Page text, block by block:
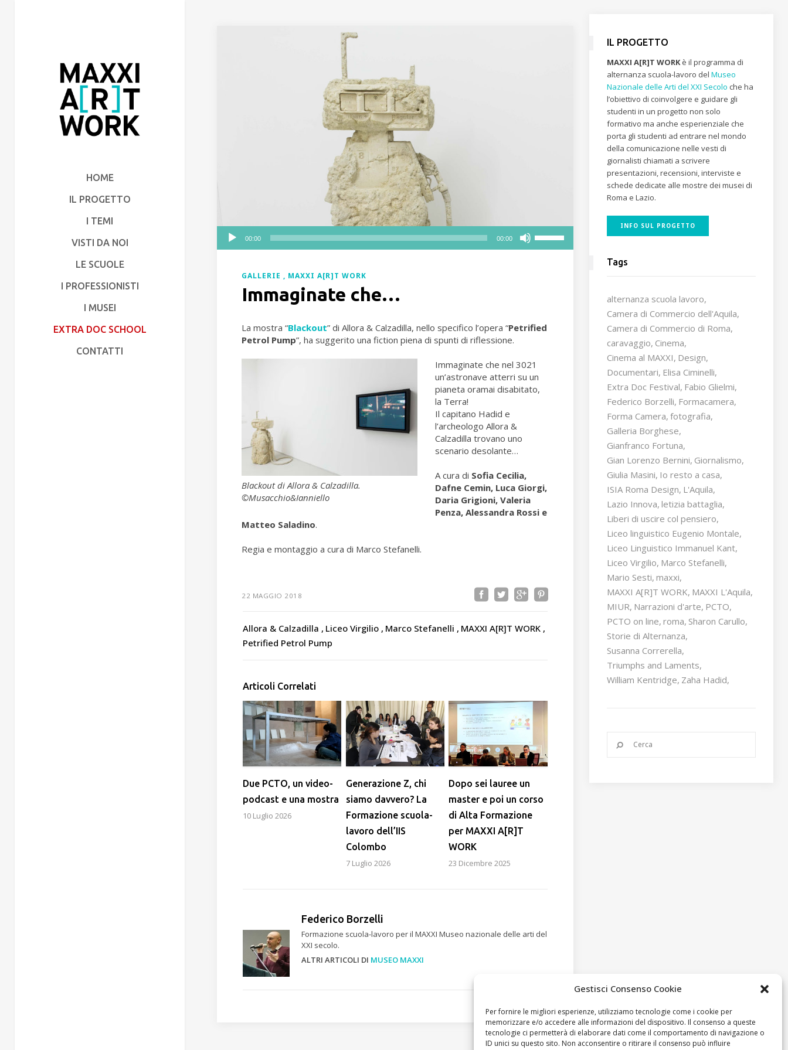
Gestisci Consenso Cookie
Per fornire le migliori esperienze, utilizziamo tecnologie come i cookie per
memorizzare e/o accedere alle informazioni del dispositivo. Il consenso a queste
tecnologie ci permetterà di elaborare dati come il comportamento di navigazione o
ID unici su questo sito. Non acconsentire o ritirare il consenso può influire
HOME
IL PROGETTO
I TEMI
VISTI DA NOI
LE SCUOLE
I PROFESSIONISTI
I MUSEI
EXTRA DOC SCHOOL
CONTATTI
Audio
Player
00:00 00:00
diminuire
GALLERIE MAXXI A[R]T WORK
Immaginate che…
La mostra “Blackout” di Allora & Calzadilla, nello specifico l’opera “Petrified
Petrol Pump”, ha suggerito una fiction piena di spunti di riflessione.
Blackout di Allora & Calzadilla.
©Musacchio&Ianniello
Immaginate che nel 3021
un’astronave atterri su un
pianeta oramai disabitato,
la Terra!
Il capitano Hadid e
l’archeologo Allora &
Calzadilla trovano uno
scenario desolante…
A cura di Sofia Cecilia,
Dafne Cemin, Luca Giorgi,
Daria Grigioni, Valeria
Penza, Alessandra Rossi e
Matteo Saladino.
Regia e montaggio a cura di Marco Stefanelli.
22 MAGGIO 2018
Allora & Calzadilla Liceo Virgilio Marco Stefanelli
MAXXI A[R]T WORK
Petrified Petrol Pump
Articoli Correlati
Due PCTO, un video-
podcast e una mostra
10 Luglio 2026
Generazione Z, chi
siamo davvero? La
Formazione scuola-
lavoro dell’IIS
Colombo
7 Luglio 2026
Dopo sei lauree un
master e poi un corso
di Alta Formazione
per MAXXI A[R]T
WORK
23 Dicembre 2025
Federico Borzelli
Formazione scuola-lavoro per il MAXXI Museo nazionale delle arti del
XXI secolo.
ALTRI ARTICOLI DI MUSEO MAXXI
IL PROGETTO
MAXXI A[R]T WORKè il programma di
alternanza scuola-lavoro del Museo
Nazionale delle Arti del XXI Secolo che ha
l’obiettivo di coinvolgere e guidare gli
studenti in un progetto non solo
formativo ma anche esperienziale che
porta gli studenti ad entrare nel mondo
della comunicazione nelle vesti di
giornalisti chiamati a scrivere
presentazioni, recensioni, interviste e
schede dedicate alle mostre dei musei di
Roma e Lazio.
INFO SUL PROGETTO
Tags
alternanza scuola lavoro
Camera di Commercio dell'Aquila
Camera di Commercio di Roma
caravaggio Cinema
Cinema al MAXXI Design
Documentari Elisa Ciminelli
Extra Doc Festival Fabio Glielmi
Federico Borzelli Formacamera
Forma Camera fotografia
Galleria Borghese
Gianfranco Fortuna
Gian Lorenzo Bernini Giornalismo
Giulia Masini Io resto a casa
ISIA Roma Design L'Aquila
Lazio Innova letizia battaglia
Liberi di uscire col pensiero
Liceo linguistico Eugenio Montale
Liceo Linguistico Immanuel Kant
Liceo Virgilio Marco Stefanelli
Mario Sesti maxxi
MAXXI A[R]T WORK MAXXI L'Aquila
MIUR Narrazioni d'arte PCTO
PCTO on line roma Sharon Carullo
Storie di Alternanza
Susanna Correrella
Triumphs and Laments
William Kentridge Zaha Hadid